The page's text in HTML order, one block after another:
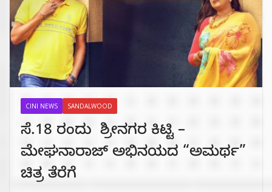
CINI NEWS SANDALWOOD
ಸೆ.18 ರಂದು ಶ್ರೀನಗರ ಕಿಟ್ಟಿ –
ಮೇಘನಾರಾಜ್ ಅಭಿನಯದ “ಅಮರ್ಥ”
ಚಿತ್ರ ತೆರೆಗೆ